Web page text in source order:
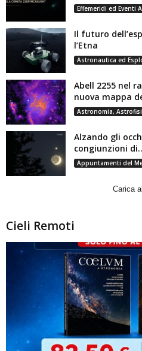
Effemeridi ed Eventi
Il futuro
l’Etna
Astronautica ed
Abell 2255 nel
nuova mappa
Astronomia,
Alzando gli
congiunzioni
Appuntamenti del
Carica
Cieli Remoti